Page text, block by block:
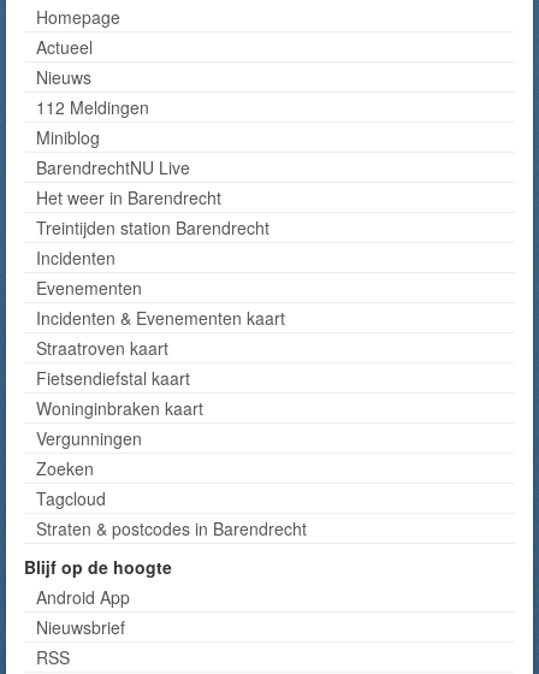
Homepage
Actueel
Nieuws
112 Meldingen
Miniblog
BarendrechtNU Live
Het weer in Barendrecht
Treintijden station Barendrecht
Incidenten
Evenementen
Incidenten & Evenementen kaart
Straatroven kaart
Fietsendiefstal kaart
Woninginbraken kaart
Vergunningen
Zoeken
Tagcloud
Straten & postcodes in Barendrecht
Blijf op de hoogte
Android App
Nieuwsbrief
RSS